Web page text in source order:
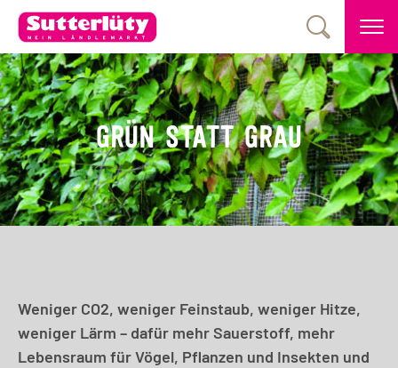
GRÜN STATT GRAU
Weniger CO2, weniger Feinstaub, weniger Hitze,
weniger Lärm – dafür mehr Sauerstoff, mehr
Lebensraum für Vögel, Pflanzen und Insekten und